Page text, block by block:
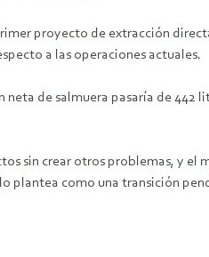
proyecto de extracción
a las operaciones actuales.
de salmuera pasaría de 442
sin crear otros problemas, y el
plantea como una transición